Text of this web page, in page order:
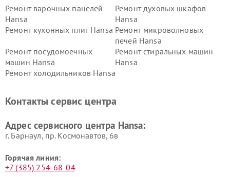
Ремонт варочных панелей
Hansa
Ремонт духовых шкафов
Hansa
Ремонт кухонных плит Hansa Ремонт микроволновых
печей Hansa
Ремонт посудомоечных
машин Hansa
Ремонт стиральных машин
Hansa
Ремонт холодильников Hansa
Контакты сервис центра
Адрес сервисного центра Hansa:
г. Барнаул, ​пр. Космонавтов, 6в
Горячая линия:
+7 (385) 254-68-04